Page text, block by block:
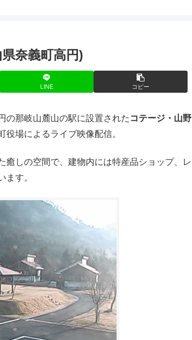
奈義町高円)
LINE コピー
の那岐山麓山の駅に設置された コテージ・山野
役場によるライブ映像配信。
しの空間で、建物内には特産品ショップ、レ
ます。